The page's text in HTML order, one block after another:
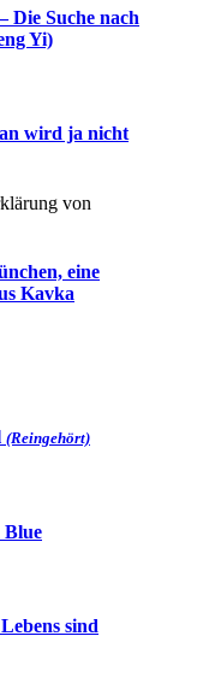
Die Suche nach
Yi)
wird ja nicht
eine
Kavka
(Reingehört)
Blue
sind